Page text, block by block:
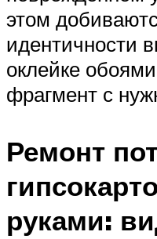
этом
идентичности
оклейке
фрагмент с
Ремонт
руками: